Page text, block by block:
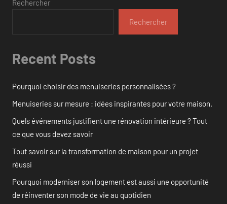
Rechercher
Rechercher
Recent Posts
Pourquoi choisir des menuiseries personnalisées ?
Menuiseries sur mesure : idées inspirantes pour votre maison.
Quels événements justifient une rénovation intérieure ? Tout
ce que vous devez savoir
Tout savoir sur la transformation de maison pour un projet
réussi
Pourquoi moderniser son logement est aussi une opportunité
de réinventer son mode de vie au quotidien